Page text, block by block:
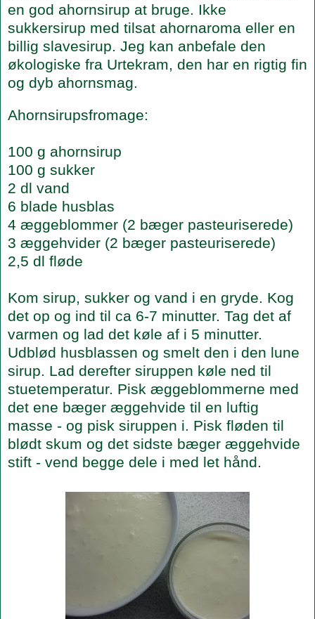
en god ahornsirup at bruge. Ikke
sukkersirup med tilsat ahornaroma eller en
billig slavesirup. Jeg kan anbefale den
økologiske fra Urtekram, den har en rigtig fin
og dyb ahornsmag.
Ahornsirupsfromage:
100 g ahornsirup
100 g sukker
2 dl vand
6 blade husblas
4 æggeblommer (2 bæger pasteuriserede)
3 æggehvider (2 bæger pasteuriserede)
2,5 dl fløde
Kom sirup, sukker og vand i en gryde. Kog
det op og ind til ca 6-7 minutter. Tag det af
varmen og lad det køle af i 5 minutter.
Udblød husblassen og smelt den i den lune
sirup. Lad derefter siruppen køle ned til
stuetemperatur. Pisk æggeblommerne med
det ene bæger æggehvide til en luftig
masse - og pisk siruppen i. Pisk fløden til
blødt skum og det sidste bæger æggehvide
stift - vend begge dele i med let hånd.